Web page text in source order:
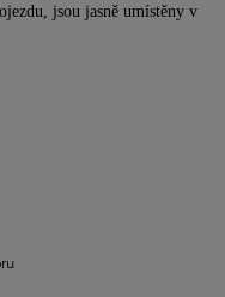
jsou jasně umístěny v